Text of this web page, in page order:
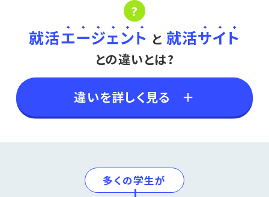
?
就活エージェント と 就活サイト
との違いとは?
違いを詳しく見る ＋
多くの学生が